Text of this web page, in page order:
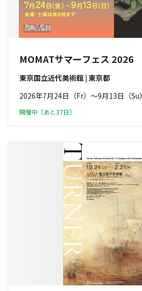
MOMATサマーフェス 2026
東京国立近代美術館 | 東京都
2026年7月24日（Fr）〜9月13日（Su）
開催中［あと37日］